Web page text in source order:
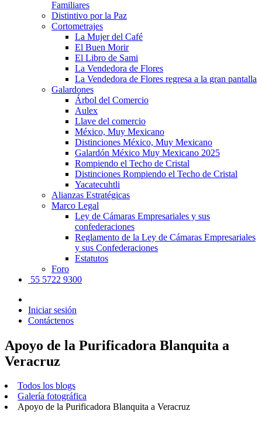
Familiares
Distintivo por la Paz
Cortometrajes
La Mujer del Café
El Buen Morir
El Libro de Sami
La Vendedora de Flores
La Vendedora de Flores regresa a la gran pantalla
Galardones
Árbol del Comercio
Aulex
Llave del comercio
México, Muy Mexicano
Distinciones México, Muy Mexicano
Galardón México Muy Mexicano 2025
Rompiendo el Techo de Cristal
Distinciones Rompiendo el Techo de Cristal
Yacatecuhtli
Alianzas Estratégicas
Marco Legal
Ley de Cámaras Empresariales y sus
confederaciones
Reglamento de la Ley de Cámaras Empresariales
y sus Confederaciones
Estatutos
Foro
55 5722 9300
Iniciar sesión
Contáctenos
Apoyo de la Purificadora Blanquita a
Veracruz
Todos los blogs
Galería fotográfica
Apoyo de la Purificadora Blanquita a Veracruz